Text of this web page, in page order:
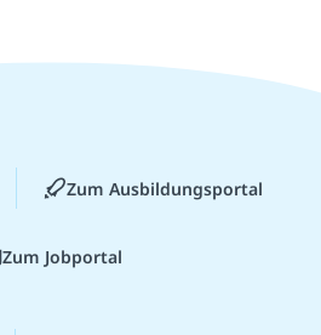
Zum Ausbildungsportal
Zum Jobportal